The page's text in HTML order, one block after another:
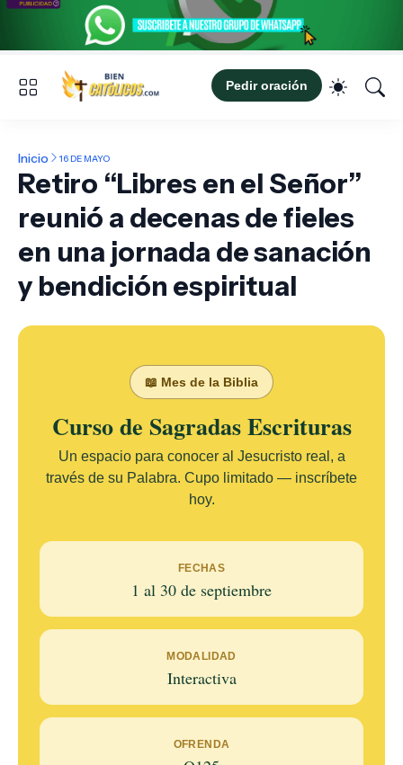
Pedir oración
Inicio 16 DE MAYO
Retiro “Libres en el Señor”
reunió a decenas de fieles
en una jornada de sanación
y bendición espiritual
📖 Mes de la Biblia
Curso de Sagradas Escrituras
Un espacio para conocer al Jesucristo real, a
través de su Palabra. Cupo limitado — inscríbete
hoy.
FECHAS
1 al 30 de septiembre
MODALIDAD
Interactiva
OFRENDA